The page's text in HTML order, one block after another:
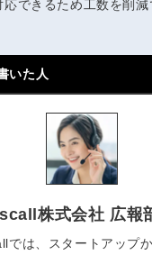
できるため工数を削減
いた人
株式会社 広報
では、スタートアップ